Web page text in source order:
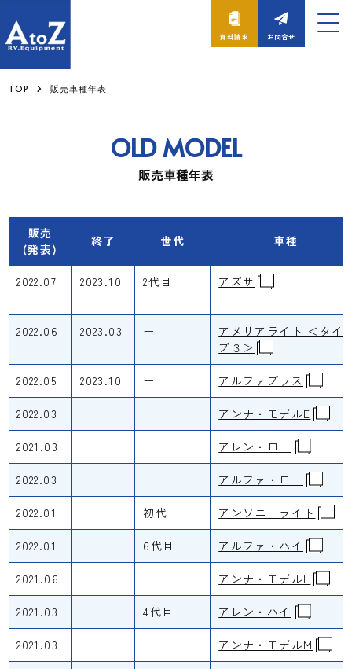
資料請求 お問合せ
TOP 販売車種年表
OLD MODEL
販売車種年表
販売
(発表)
終了 世代 車種
2022.07 2023.10 2代目 アズサ
2022.06 2023.03 ー
アメリアライト ＜タイ
プ３＞
2022.05 2023.10 ー アルファプラス
2022.03 ー ー アンナ・モデルE
2021.03 ー ー アレン・ロー
2022.03 ー ー アルファ・ロー
2022.01 ー 初代 アンソニーライト
2022.01 ー 6代目 アルファ・ハイ
2021.06 ー ー アンナ・モデルL
2021.03 ー 4代目 アレン・ハイ
2021.03 ー ー アンナ・モデルM